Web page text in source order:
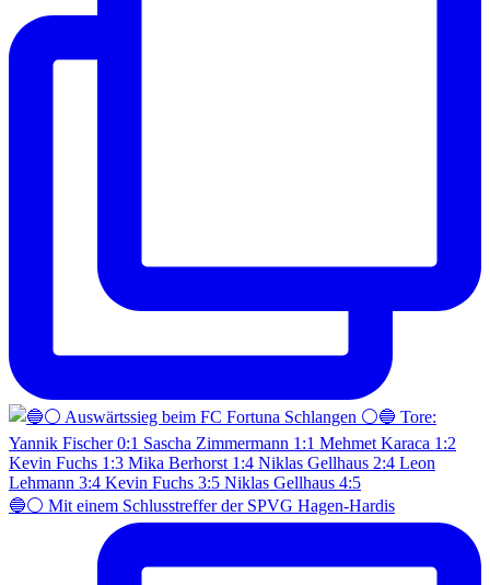
🔵⚪️ Mit einem Schlusstreffer der SPVG Hagen-Hardis